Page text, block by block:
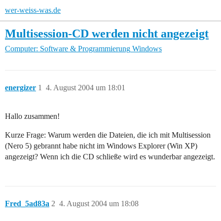
wer-weiss-was.de
Multisession-CD werden nicht angezeigt
Computer: Software & Programmierung Windows
energizer 4. August 2004 um 18:01
1
Hallo zusammen!
Kurze Frage: Warum werden die Dateien, die ich mit Multisession
(Nero 5) gebrannt habe nicht im Windows Explorer (Win XP)
angezeigt? Wenn ich die CD schließe wird es wunderbar angezeigt.
Fred_5ad83a 4. August 2004 um 18:08
2